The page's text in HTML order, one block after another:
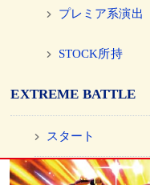
プレミア系演出
STOCK所持
EXTREME BATTLE
スタート
対戦相手